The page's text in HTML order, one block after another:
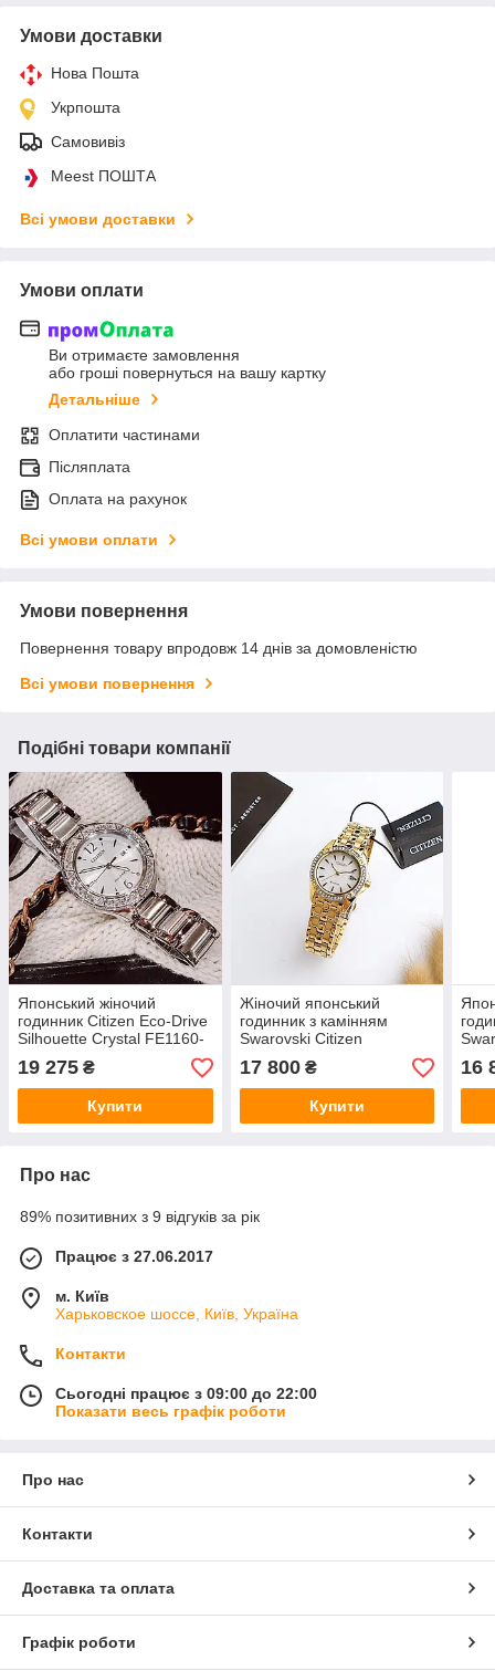
Умови доставки
Нова Пошта
Укрпошта
Самовивіз
Meest ПОШТА
Всі умови доставки
Умови оплати
Ви отримаєте замовлення
або гроші повернуться на вашу картку
Детальніше
Оплатити частинами
Післяплата
Оплата на рахунок
Всі умови оплати
Умови повернення
Повернення товару впродовж 14 днів за домовленістю
Всі умови повернення
Подібні товари компанії
Японський жіночий
годинник Citizen Eco-Drive
Silhouette Crystal FE1160-
54A з камінням Swarovski
19 275 ₴
Купити
Жіночий японський
годинник з камінням
Swarovski Citizen
Drive EW2352-59P
17 800₴
Купити
16
Про нас
89% позитивних з 9 відгуків за рік
Працює з 27.06.2017
м. Київ
Харьковское шоссе, Київ, Україна
Контакти
Сьогодні працює з 09:00 до 22:00
Показати весь графік роботи
Про нас
Контакти
Доставка та оплата
Графік роботи